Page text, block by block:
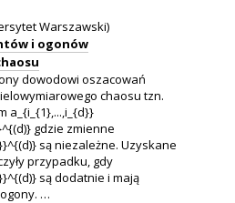
Warszawski)
i ogonów
dowodowi oszacowań
chaosu tzn.
a_{i_{1},...,i_{d}}
gdzie zmienne
są niezależne. Uzyskane
przypadku, gdy
są dodatnie i mają
…